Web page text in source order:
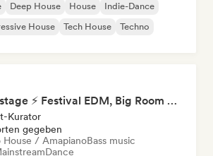
Deep House House
Indie-Dance
House
Tech House Techno
Mainstage ⚡ Festival EDM, Big Room & House Anthems
Kurator
gegeben
House / AmapianoBass music
Dance